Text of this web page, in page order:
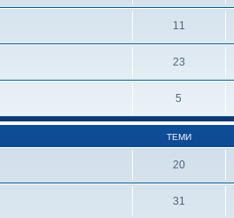
11
23
5
ТЕМИ
20
31